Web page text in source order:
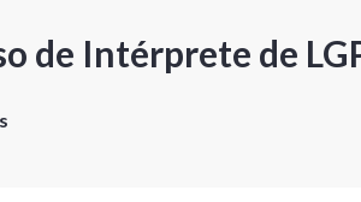
de Intérprete de